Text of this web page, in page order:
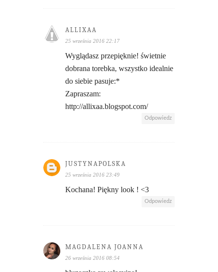
ALLIXAA
25 września 2016 22:17
Wyglądasz przepięknie! świetnie
dobrana torebka, wszystko idealnie
do siebie pasuje:*
Zapraszam:
http://allixaa.blogspot.com/
Odpowiedz
JUSTYNAPOLSKA
25 września 2016 23:49
Kochana! Piękny look ! <3
Odpowiedz
MAGDALENA JOANNA
26 września 2016 08:54